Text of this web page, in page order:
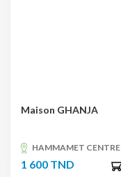
Maison GHANJA
HAMMAMET CENTRE
1 600 TND